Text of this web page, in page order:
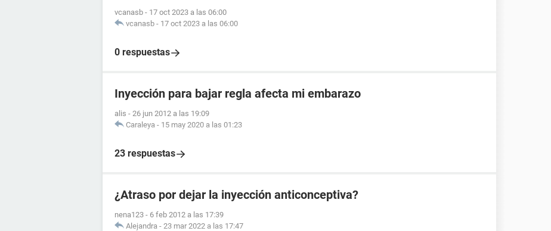
vcanasb - 17 oct 2023 a las 06:00
vcanasb - 17 oct 2023 a las 06:00
0 respuestas
Inyección para bajar regla afecta mi embarazo
alis - 26 jun 2012 a las 19:09
Caraleya - 15 may 2020 a las 01:23
23 respuestas
¿Atraso por dejar la inyección anticonceptiva?
nena123 - 6 feb 2012 a las 17:39
Alejandra - 23 mar 2022 a las 17:47